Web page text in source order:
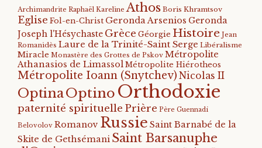
Archimandrite Raphaël Kareline Athos Boris Khramtsov
Eglise Fol-en-Christ Geronda Arsenios Geronda
Joseph l'Hésychaste Grèce Géorgie Histoire Jean
Romanidès Laure de la Trinité-Saint Serge Libéralisme
Miracle Monastère des Grottes de Pskov Métropolite
Athanasios de Limassol Métropolite Hiérotheos
Métropolite Ioann (Snytchev) Nicolas II
OptinaOptino Orthodoxie
paternité spirituelle Prière Père Guennadi
Belovolov Romanov Russie Saint Barnabé de la
Skite de Gethsémani Saint Barsanuphe